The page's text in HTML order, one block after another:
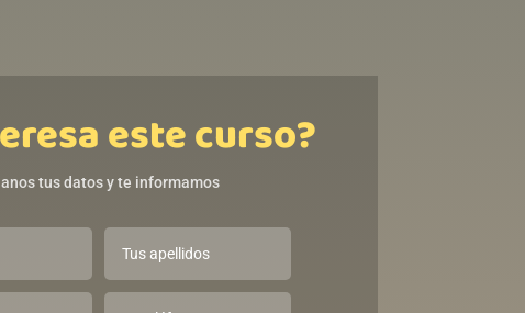
este curso?
tus datos y te informamos